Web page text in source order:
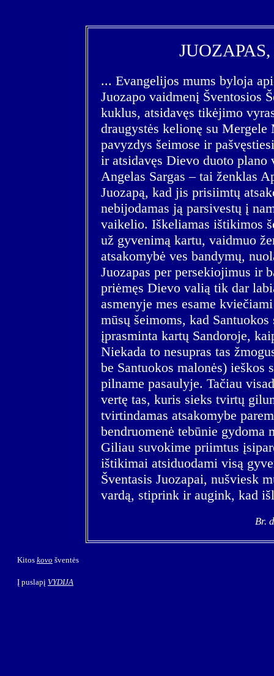
... Evangelijos mums byloja
Juozapo vaidmenį Šventosios
kuklus, atsidavęs tikėjimo
draugystės kelionę su
pavyzdys šeimose ir
ir atsidavęs Dievo duoto plano
Angelas Sargas – tai ženklas
Juozapą, kad jis prisiimtų
nebijodamas ją parsivestų į
vaikelio. Iškeliamas ištikimos
už gyvenimą kartu, vaidmuo
atsakomybė ves bandymų,
Juozapas per persekiojimus ir
priėmęs Dievo valią tik dar
asmenyje mes esame
mūsų šeimoms, kad
įprasminta kartų Sandoroje,
Niekada to nesupras tas
be Santuokos malonės)
pilname pasaulyje. Tačiau
vertę tas, kuris sieks tvirtų
tvirtindamas atsakomybe
bendruomenė tebūnie gydoma
Giliau suvokime priimtus
ištikimai atsiduodami visą
Šventasis Juozapai, nušviesk
vardą, stiprink ir augink, kad
Br.
Kitos kovo šventės
Į puslapį VYDIJA